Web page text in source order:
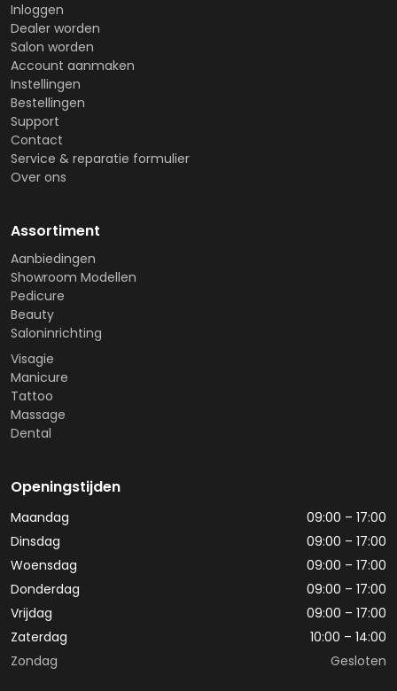
Inloggen
Dealer worden
Salon worden
Account aanmaken
Instellingen
Bestellingen
Support
Contact
Service & reparatie formulier
Over ons
Assortiment
Aanbiedingen
Showroom Modellen
Pedicure
Beauty
Saloninrichting
Visagie
Manicure
Tattoo
Massage
Dental
Openingstijden
Maandag
09:00 – 17:00
Dinsdag
09:00 – 17:00
Woensdag
09:00 – 17:00
Donderdag
09:00 – 17:00
Vrijdag
09:00 – 17:00
Zaterdag
10:00 – 14:00
Zondag
Gesloten